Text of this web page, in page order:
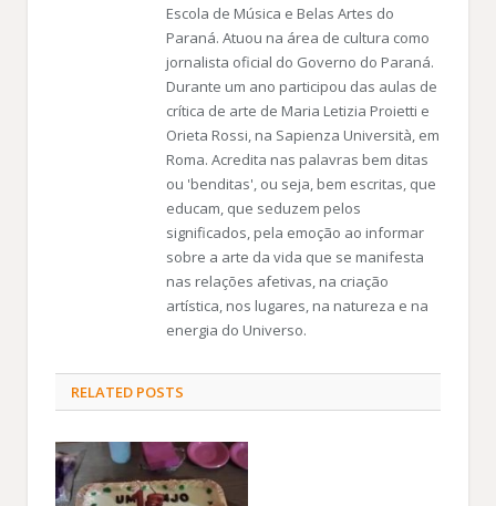
Escola de Música e Belas Artes do
Paraná. Atuou na área de cultura como
jornalista oficial do Governo do Paraná.
Durante um ano participou das aulas de
crítica de arte de Maria Letizia Proietti e
Orieta Rossi, na Sapienza Università, em
Roma. Acredita nas palavras bem ditas
ou 'benditas', ou seja, bem escritas, que
educam, que seduzem pelos
significados, pela emoção ao informar
sobre a arte da vida que se manifesta
nas relações afetivas, na criação
artística, nos lugares, na natureza e na
energia do Universo.
RELATED POSTS